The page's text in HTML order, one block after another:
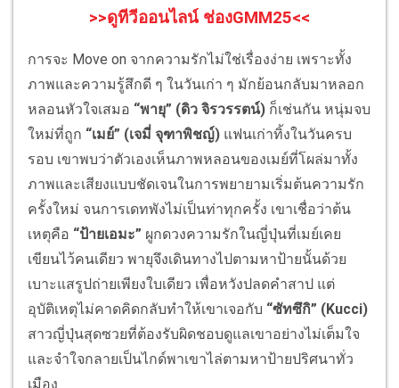
>>ดูทีวีออนไลน์ ช่องGMM25<<
การจะ Move on จากความรักไม่ใช่เรื่องง่าย เพราะทั้ง
ภาพและความรู้สึกดี ๆ ในวันเก่า ๆ มักย้อนกลับมาหลอก
หลอนหัวใจเสมอ “พายุ” (ดิว จิรวรรตน์) ก็เช่นกัน หนุ่มจบ
ใหม่ที่ถูก “เมย์” (เจมี่ จุฑาพิชญ์) แฟนเก่าทิ้งในวันครบ
รอบ เขาพบว่าตัวเองเห็นภาพหลอนของเมย์ที่โผล่มาทั้ง
ภาพและเสียงแบบชัดเจนในการพยายามเริ่มต้นความรัก
ครั้งใหม่ จนการเดทพังไม่เป็นท่าทุกครั้ง เขาเชื่อว่าต้น
เหตุคือ “ป้ายเอมะ” ผูกดวงความรักในญี่ปุ่นที่เมย์เคย
เขียนไว้คนเดียว พายุจึงเดินทางไปตามหาป้ายนั้นด้วย
เบาะแสรูปถ่ายเพียงใบเดียว เพื่อหวังปลดคำสาป แต่
อุบัติเหตุไม่คาดคิดกลับทำให้เขาเจอกับ “ซัทซึกิ” (Kucci)
สาวญี่ปุ่นสุดซวยที่ต้องรับผิดชอบดูแลเขาอย่างไม่เต็มใจ
และจำใจกลายเป็นไกด์พาเขาไล่ตามหาป้ายปริศนาทั่ว
เมือง